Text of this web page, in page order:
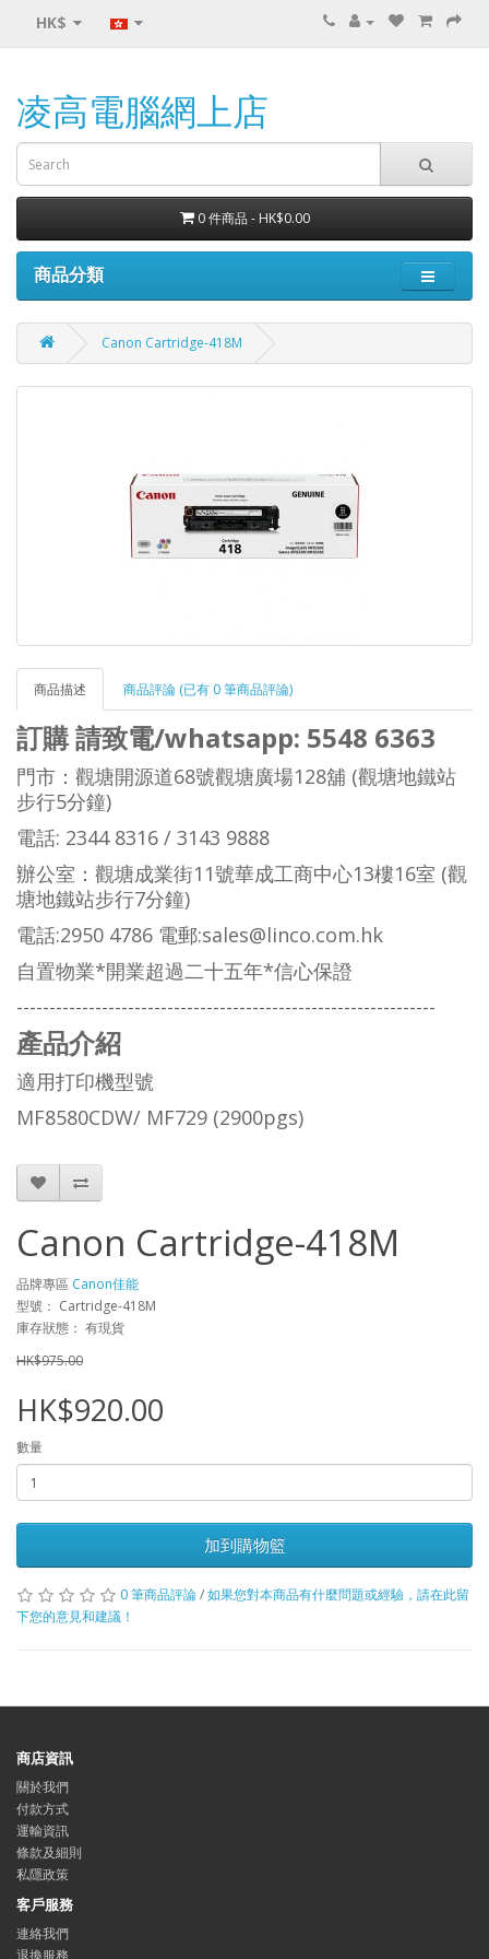
HK$
凌高電腦網上店
0 件商品 - HK$0.00
商品分類
Canon Cartridge-418M
商品描述 商品評論 (已有 0 筆商品評論)
訂購 請致電/whatsapp: 5548 6363
門市：觀塘開源道68號觀塘廣場128舖 (觀塘地鐵站
步行5分鐘)
電話: 2344 8316 / 3143 9888
辦公室：觀塘成業街11號華成工商中心13樓16室 (觀
塘地鐵站步行7分鐘)
電話:2950 4786 電郵:sales@linco.com.hk
自置物業*開業超過二十五年*信心保證
----------------------------------------------------------------
產品介紹
適用打印機型號
MF8580CDW/ MF729 (2900pgs)
Canon Cartridge-418M
品牌專區 Canon佳能
型號： Cartridge-418M
庫存狀態： 有現貨
HK$975.00
HK$920.00
數量
加到購物籃
0 筆商品評論/如果您對本商品有什麼問題或經驗，請在此留
下您的意見和建議！
商店資訊
關於我們
付款方式
運輸資訊
條款及細則
私隱政策
客戶服務
連絡我們
退換服務